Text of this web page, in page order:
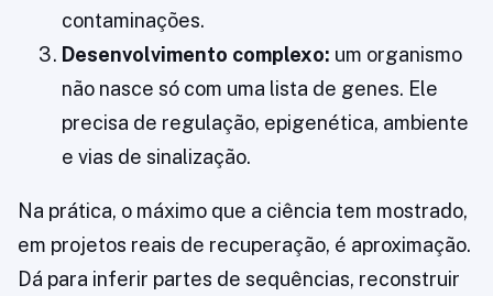
contaminações.
Desenvolvimento complexo: um organismo
não nasce só com uma lista de genes. Ele
precisa de regulação, epigenética, ambiente
e vias de sinalização.
Na prática, o máximo que a ciência tem mostrado,
em projetos reais de recuperação, é aproximação.
Dá para inferir partes de sequências, reconstruir